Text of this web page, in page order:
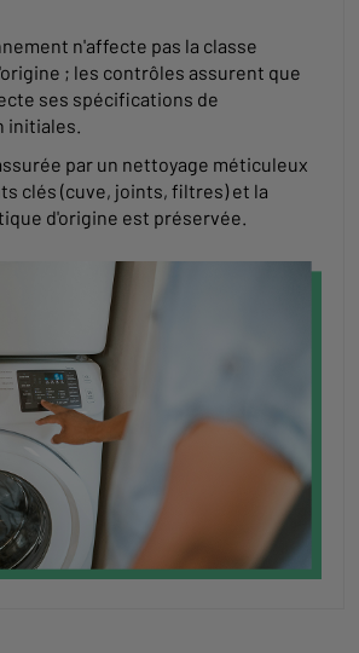
n'affecte pas la classe
; les contrôles assurent que
ses spécifications de
initiales.
par un nettoyage méticuleux
clés (cuve, joints, filtres) et la
d'origine est préservée.